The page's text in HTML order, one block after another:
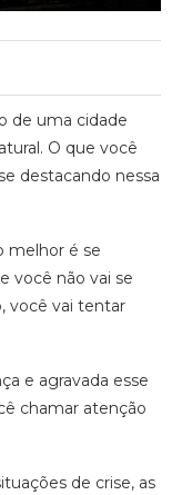
de uma cidade
O que você
destacando nessa
melhor é se
você não vai se
você vai tentar
e agravada esse
chamar atenção
de crise, as